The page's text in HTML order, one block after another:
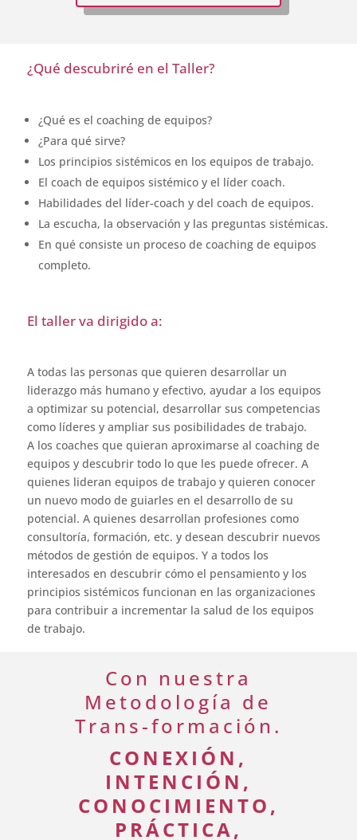
¿Qué descubriré en el Taller?
¿Qué es el coaching de equipos?
¿Para qué sirve?
Los principios sistémicos en los equipos de trabajo.
El coach de equipos sistémico y el líder coach.
Habilidades del líder-coach y del coach de equipos.
La escucha, la observación y las preguntas sistémicas.
En qué consiste un proceso de coaching de equipos
completo.
El taller va dirigido a:
A todas las personas que quieren desarrollar un
liderazgo más humano y efectivo, ayudar a los equipos
a optimizar su potencial, desarrollar sus competencias
como líderes y ampliar sus posibilidades de trabajo.
A los coaches que quieran aproximarse al coaching de
equipos y descubrir todo lo que les puede ofrecer. A
quienes lideran equipos de trabajo y quieren conocer
un nuevo modo de guiarles en el desarrollo de su
potencial. A quienes desarrollan profesiones como
consultoría, formación, etc. y desean descubrir nuevos
métodos de gestión de equipos. Y a todos los
interesados en descubrir cómo el pensamiento y los
principios sistémicos funcionan en las organizaciones
para contribuir a incrementar la salud de los equipos
de trabajo.
Con nuestra
Metodología de
Trans-formación .
CONEXIÓN,
INTENCIÓN,
CONOCIMIENTO,
PRÁCTICA,